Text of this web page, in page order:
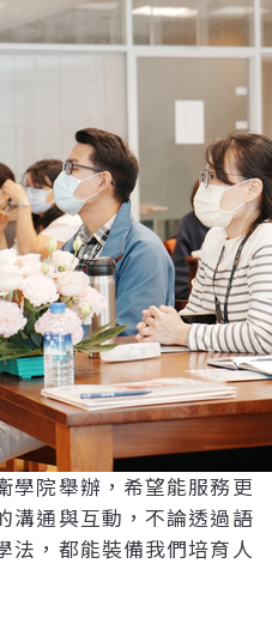
學院舉辦，希望能服務更
溝通與互動，不論透過語
法，都能裝備我們培育人